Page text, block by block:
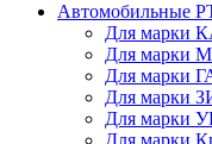
Автомобильные
Для марки
Для марки
Для марки
Для марки
Для марки
Для марки